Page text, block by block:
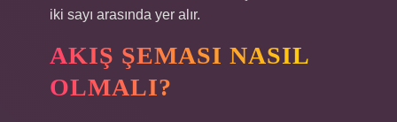
iki sayı arasında yer alır.
AKIŞ ŞEMASI NASIL
OLMALI?